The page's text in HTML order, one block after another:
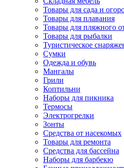
Товары для сада и
Товары для плавания
Товары для пляжного
Товары для рыбалки
Туристическое
Сумки
Одежда и обувь
Мангалы
Грили
Коптильни
Наборы для пикника
Термосы
Электрогрелки
Зонты
Средства от насекомых
Товары для ремонта
Средства для бассейна
Наборы для барбекю